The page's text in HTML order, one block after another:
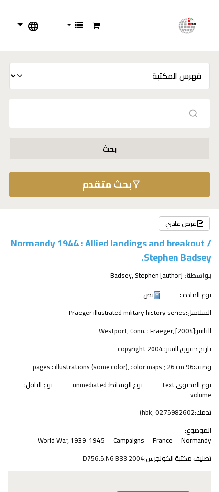
بحث
بحث متقدم
عرض عادي
Normandy 1944 : Allied landings and breakout /
Stephen Badsey.
بواسطة: Badsey, Stephen[author]
نوع المادة :
نص
السلاسل:Praeger illustrated military history series
الناشر:
Westport, Conn. :Praeger,[2004]
تاريخ حقوق النشر:
وصف:96 pages : illustrations (some color), color maps ; 26 cm
نوع المحتوى:text نوع الوسائط:unmediated نوع الناقل:
volume
تدمك:0275982602 (hbk)
الموضوع:
World War, 1939-1945 -- Campaigns -- France -- Normandy
تصنيف مكتبة الكونجرس:D756.5.N6 B33 2004